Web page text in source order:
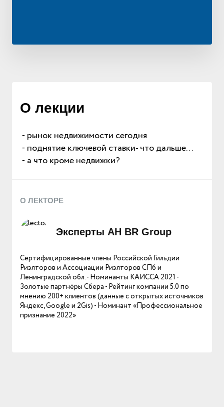
О лекции
⁃ рынок недвижимости сегодня
⁃ поднятие ключевой ставки- что дальше…
⁃ а что кроме недвижки?
О ЛЕКТОРЕ
Эксперты АН BR Group
Сертифицированные члены Российской Гильдии
Риэлторов и Ассоциации Риэлторов СПб и
Ленинградской обл. - Номинанты КАИССА 2021 -
Золотые партнёры Сбера - Рейтинг компании 5.0 по
мнению 200+ клиентов (данные с открытых источников
Яндекс, Google и 2Gis) - Номинант «Профессиональное
признание 2022»